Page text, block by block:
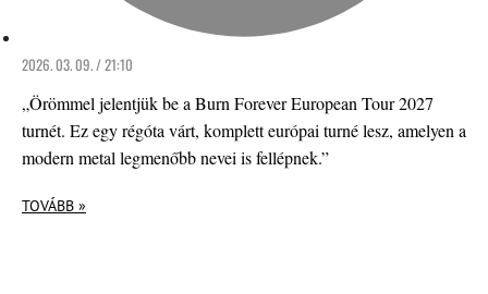
2026. 03. 09. / 21:10
„Örömmel jelentjük be a Burn Forever European Tour 2027
turnét. Ez egy régóta várt, komplett európai turné lesz, amelyen a
modern metal legmenőbb nevei is fellépnek.”
TOVÁBB »